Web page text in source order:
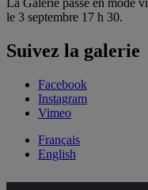
le 3 septembre 17 h 30.
Suivez la galerie
Facebook
Instagram
Vimeo
Français
English